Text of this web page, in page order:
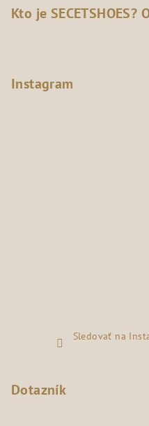
Kto je
Instagram
Sledovať na
Dotazník